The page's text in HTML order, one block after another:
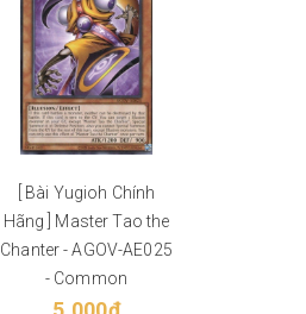
[ Bài Yugioh Chính
Hãng ] Master Tao the
Chanter - AGOV-AE025
- Common